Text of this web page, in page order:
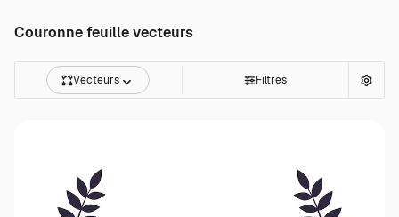
Couronne feuille vecteurs
Vecteurs Filtres